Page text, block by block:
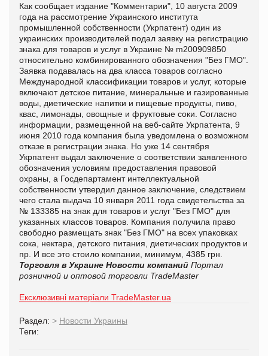
Как сообщает издание "Комментарии", 10 августа 2009
года на рассмотрение Украинского института
промышленной собственности (Укрпатент) один из
украинских производителей подал заявку на регистрацию
знака для товаров и услуг в Украине № m200909850
относительно комбинированного обозначения "Без ГМО".
Заявка подавалась на два класса товаров согласно
Международной классификации товаров и услуг, которые
включают детское питание, минеральные и газированные
воды, диетические напитки и пищевые продукты, пиво,
квас, лимонады, овощные и фруктовые соки. Согласно
информации, размещенной на веб-сайте Укрпатента, 9
июня 2010 года компания была уведомлена о возможном
отказе в регистрации знака. Но уже 14 сентября
Укрпатент выдал заключение о соответствии заявленного
обозначения условиям предоставления правовой
охраны, а Госдепартамент интеллектуальной
собственности утвердил данное заключение, следствием
чего стала выдача 10 января 2011 года свидетельства за
№ 133385 на знак для товаров и услуг "Без ГМО" для
указанных классов товаров. Компания получила право
свободно размещать знак "Без ГМО" на всех упаковках
сока, нектара, детского питания, диетических продуктов и
пр. И все это стоило компании, минимум, 4385 грн.
Торговля в Украине Новости компаний Портал
розничной и оптовой торговли TradeMaster
Ексклюзивні матеріали TradeMaster.ua
Раздел: > Новости Украины
Теги: